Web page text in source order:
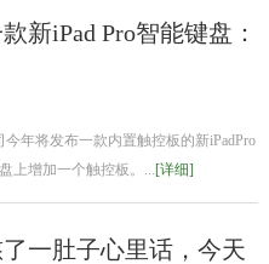
新iPad Pro智能键盘：
年将发布一款内置触控板的新iPadPro
上增加一个触控板。...[详细]
一肚子心里话，今天